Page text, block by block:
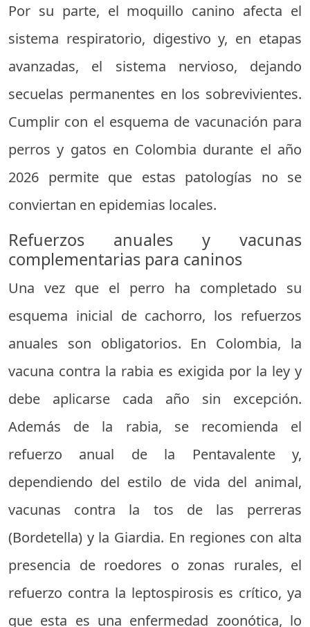
Por su parte, el moquillo canino afecta el
sistema respiratorio, digestivo y, en etapas
avanzadas, el sistema nervioso, dejando
secuelas permanentes en los sobrevivientes.
Cumplir con el esquema de vacunación para
perros y gatos en Colombia durante el año
2026 permite que estas patologías no se
conviertan en epidemias locales.
Refuerzos anuales y vacunas
complementarias para caninos
Una vez que el perro ha completado su
esquema inicial de cachorro, los refuerzos
anuales son obligatorios. En Colombia, la
vacuna contra la rabia es exigida por la ley y
debe aplicarse cada año sin excepción.
Además de la rabia, se recomienda el
refuerzo anual de la Pentavalente y,
dependiendo del estilo de vida del animal,
vacunas contra la tos de las perreras
(Bordetella) y la Giardia. En regiones con alta
presencia de roedores o zonas rurales, el
refuerzo contra la leptospirosis es crítico, ya
que esta es una enfermedad zoonótica, lo